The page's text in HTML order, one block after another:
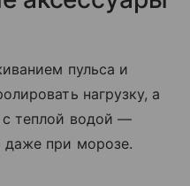
пульса и
нагрузку, а
теплой водой —
даже при морозе.